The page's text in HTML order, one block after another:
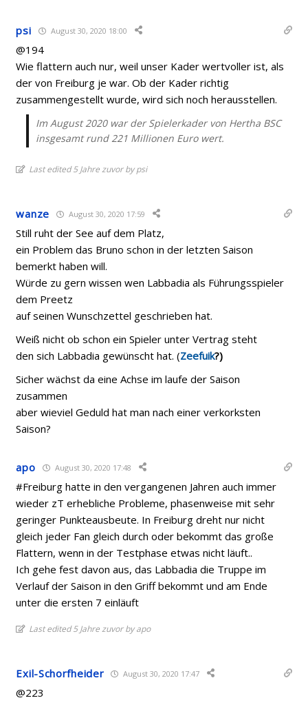
psi August 30, 2020 18:00
@194
Wie flattern auch nur, weil unser Kader wertvoller ist, als
der von Freiburg je war. Ob der Kader richtig
zusammengestellt wurde, wird sich noch herausstellen.
Im August 2020 war der Spielerkader von Hertha BSC
insgesamt rund 221 Millionen Euro wert.
Last edited 5 Jahre zuvor by psi
wanze August 30, 2020 17:59
Still ruht der See auf dem Platz,
ein Problem das Bruno schon in der letzten Saison
bemerkt haben will.
Würde zu gern wissen wen Labbadia als Führungsspieler
dem Preetz
auf seinen Wunschzettel geschrieben hat.
Weiß nicht ob schon ein Spieler unter Vertrag steht
den sich Labbadia gewünscht hat. (Zeefuik?)
Sicher wächst da eine Achse im laufe der Saison
zusammen
aber wieviel Geduld hat man nach einer verkorksten
Saison?
apo August 30, 2020 17:48
#Freiburg hatte in den vergangenen Jahren auch immer
wieder zT erhebliche Probleme, phasenweise mit sehr
geringer Punkteausbeute. In Freiburg dreht nur nicht
gleich jeder Fan gleich durch oder bekommt das große
Flattern, wenn in der Testphase etwas nicht läuft..
Ich gehe fest davon aus, das Labbadia die Truppe im
Verlauf der Saison in den Griff bekommt und am Ende
unter die ersten 7 einläuft
Last edited 5 Jahre zuvor by apo
Exil-Schorfheider August 30, 2020 17:47
@223